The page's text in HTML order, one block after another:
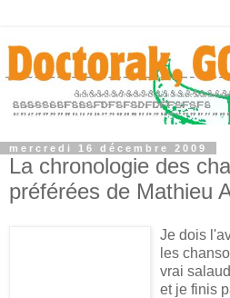
mercredi 16 décembre 2009
La chronologie des
préférées de Mathieu
Je dois
les
vrai
et je finis